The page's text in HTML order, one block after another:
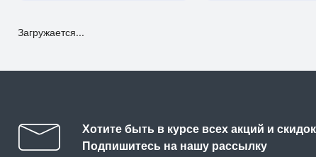
Загружается...
Хотите быть в курсе всех акций и
Подпишитесь на нашу рассылку